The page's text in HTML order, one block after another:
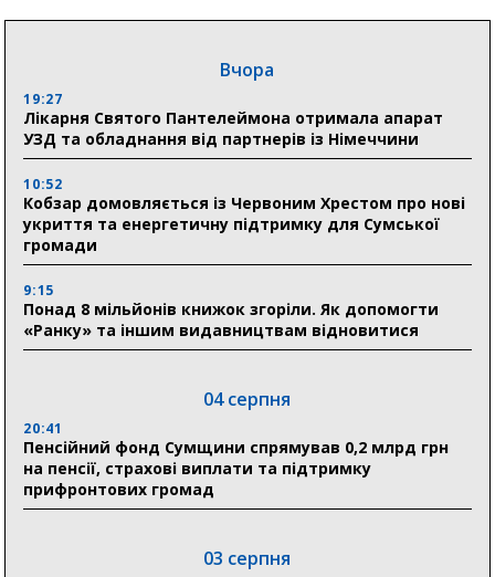
Вчора
19:27
Лікарня Святого Пантелеймона отримала апарат
УЗД та обладнання від партнерів із Німеччини
10:52
Кобзар домовляється із Червоним Хрестом про нові
укриття та енергетичну підтримку для Сумської
громади
9:15
Понад 8 мільйонів книжок згоріли. Як допомогти
«Ранку» та іншим видавництвам відновитися
04 серпня
20:41
Пенсійний фонд Сумщини спрямував 0,2 млрд грн
на пенсії, страхові виплати та підтримку
прифронтових громад
03 серпня